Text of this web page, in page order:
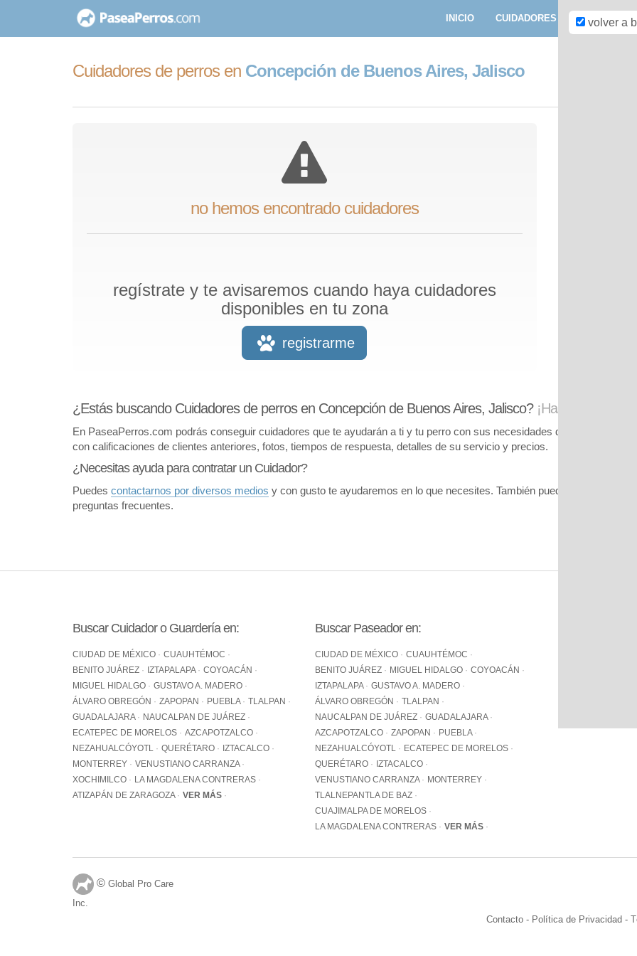
contenido
INICIO CUIDADORES
Cuidadores de perros en Concepción de Buenos Aires, Jalisco
no hemos encontrado cuidadores
regístrate y te avisaremos cuando haya cuidadores
disponibles en tu zona
registrarme
volver a
¿Estás buscando Cuidadores de perros en Concepción de Buenos Aires, Jalisco? ¡Has llegado al
En PaseaPerros.com podrás conseguir cuidadores que te ayudarán a ti y tu perro con sus necesidades de cuidado.
con calificaciones de clientes anteriores, fotos, tiempos de respuesta, detalles de su servicio y precios.
¿Necesitas ayuda para contratar un Cuidador?
Puedes contactarnos por diversos medios y con gusto te ayudaremos en lo que necesites. También puedes visitar
preguntas frecuentes.
Buscar Cuidador o Guardería en:
CIUDAD DE MÉXICO
CUAUHTÉMOC
BENITO JUÁREZ
IZTAPALAPA
COYOACÁN
MIGUEL HIDALGO
GUSTAVO A. MADERO
ÁLVARO OBREGÓN
ZAPOPAN PUEBLA
TLALPAN
GUADALAJARA
NAUCALPAN DE JUÁREZ
ECATEPEC DE MORELOS
AZCAPOTZALCO
NEZAHUALCÓYOTL
QUERÉTARO
IZTACALCO
MONTERREY
VENUSTIANO CARRANZA
XOCHIMILCO
LA MAGDALENA CONTRERAS
ATIZAPÁN DE ZARAGOZA
VER MÁS
Buscar Paseador en:
CIUDAD DE MÉXICO
CUAUHTÉMOC
BENITO JUÁREZ
MIGUEL HIDALGO
COYOACÁN
IZTAPALAPA
GUSTAVO A. MADERO
ÁLVARO OBREGÓN
TLALPAN
NAUCALPAN DE JUÁREZ
GUADALAJARA
AZCAPOTZALCO
ZAPOPAN
PUEBLA
NEZAHUALCÓYOTL
ECATEPEC DE MORELOS
QUERÉTARO
IZTACALCO
VENUSTIANO CARRANZA
MONTERREY
TLALNEPANTLA DE BAZ
CUAJIMALPA DE MORELOS
LA MAGDALENA CONTRERAS
VER MÁS
Contacto - Política de Privacidad -
© Global Pro Care
Inc.